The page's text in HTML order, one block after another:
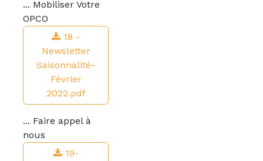
... Mobiliser Votre
OPCO
18 -
Newsletter
Saisonnalité-
Février
2022.pdf
... Faire appel à
nous
19-